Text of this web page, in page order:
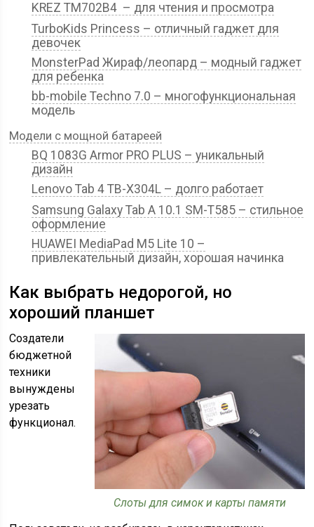
KREZ TM702B4 – для чтения и просмотра
TurboKids Princess – отличный гаджет для
девочек
MonsterPad Жираф/леопард – модный гаджет
для ребенка
bb-mobile Techno 7.0 – многофункциональная
модель
Модели с мощной батареей
BQ 1083G Armor PRO PLUS – уникальный
дизайн
Lenovo Tab 4 TB-X304L – долго работает
Samsung Galaxy Tab A 10.1 SM-T585 – стильное
оформление
HUAWEI MediaPad M5 Lite 10 –
привлекательный дизайн, хорошая начинка
Как выбрать недорогой, но
хороший планшет
Слоты для симок и карты памяти
Создатели
бюджетной
техники
вынуждены
урезать
функционал.